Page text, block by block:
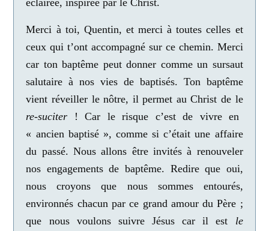
Merci à toi, Quentin, et merci à toutes celles et
ceux qui t’ont accompagné sur ce chemin. Merci
car ton baptême peut donner comme un sursaut
salutaire à nos vies de baptisés. Ton baptême
vient réveiller le nôtre, il permet au Christ de le
re-suciter ! Car le risque c’est de vivre en
« ancien baptisé », comme si c’était une affaire
du passé. Nous allons être invités à renouveler
nos engagements de baptême. Redire que oui,
nous croyons que nous sommes entourés,
environnés chacun par ce grand amour du Père ;
que nous voulons suivre Jésus car il est le